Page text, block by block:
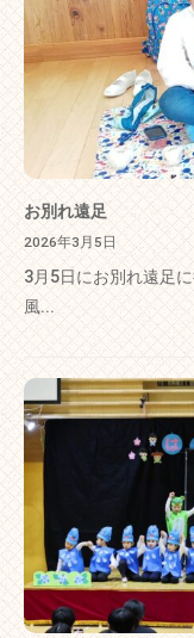
お別れ遠足
2026年3月5日
3月5日にお別れ遠足
風...